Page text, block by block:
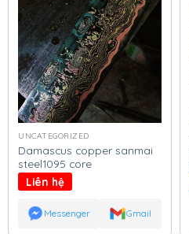
UNCATEGORIZED
Damascus copper sanmai
steel1095 core
Liên hệ
Messenger Gmail